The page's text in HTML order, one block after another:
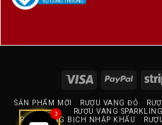
Visa PayPal
SẢN PHẨM MỚI RƯỢU VANG ĐỎ
RƯỢU VANG SPARKLING
RƯỢU VANG BỊCH NHẬP KHẨU
3